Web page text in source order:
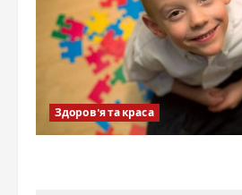
Здоров'я та краса